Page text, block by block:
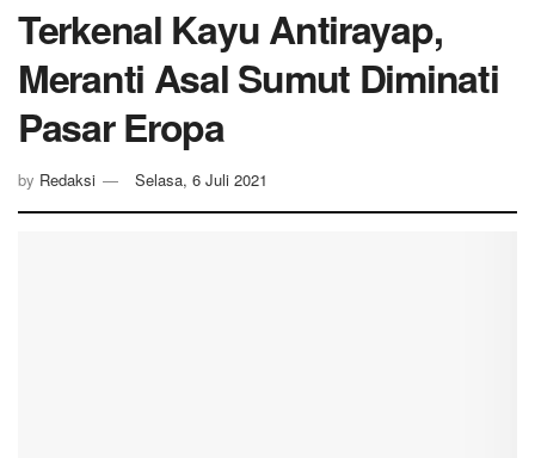
Terkenal Kayu Antirayap,
Meranti Asal Sumut Diminati
Pasar Eropa
by Redaksi Selasa, 6 Juli 2021